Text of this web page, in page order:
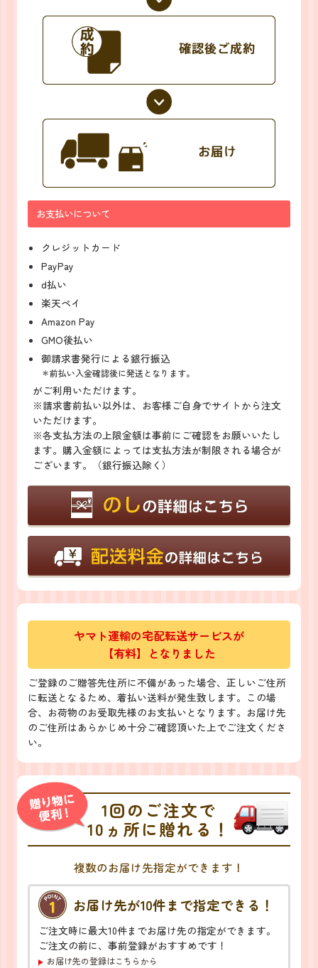
お支払いについて
クレジットカード
PayPay
d払い
楽天ペイ
Amazon Pay
GMO後払い
御請求書発行による銀行振込
＊前払い入金確認後に発送となります。
がご利用いただけます。
※請求書前払い以外は、お客様ご自身でサイトから注文
いただけます。
※各支払方法の上限金額は事前にご確認をお願いいたし
ます。購入金額によっては支払方法が制限される場合が
ございます。（銀行振込除く）
ヤマト運輸の宅配転送サービスが
【有料】となりました
ご登録のご贈答先住所に不備があった場合、正しいご住所
に転送となるため、着払い送料が発生致します。この場
合、お荷物のお受取先様のお支払いとなります。お届け先
のご住所はあらかじめ十分ご確認頂いた上でご注文くださ
い。
1回のご注文で
10ヵ所に贈れる！
複数のお届け先指定ができます！
お届け先が10件まで指定できる！
ご注文時に最大10件までお届け先の指定ができます。
ご注文の前に、事前登録がおすすめです！
お届け先の登録はこちらから